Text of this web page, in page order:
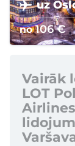
uz
no106 €
Vairāk
LOT
Airlines